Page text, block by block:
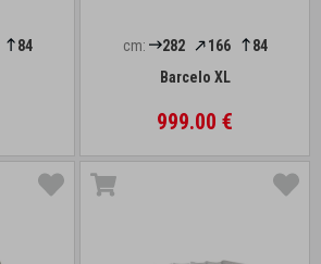
84
cm: 282 166
84
Barcelo XL
999.00 €